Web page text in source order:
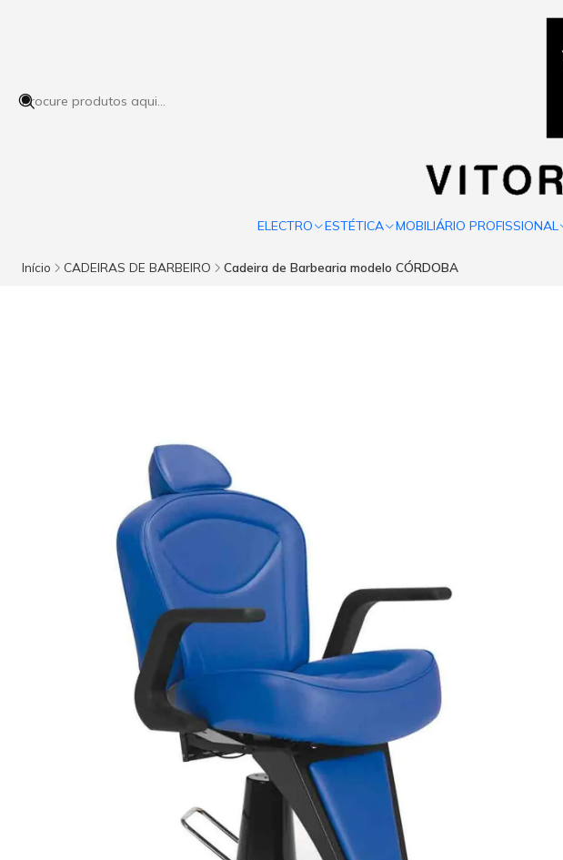
ELECTRO ESTÉTICA MOBILIÁRIO PROFISSIONAL
Início CADEIRAS DE BARBEIRO Cadeira de Barbearia modelo CÓRDOBA